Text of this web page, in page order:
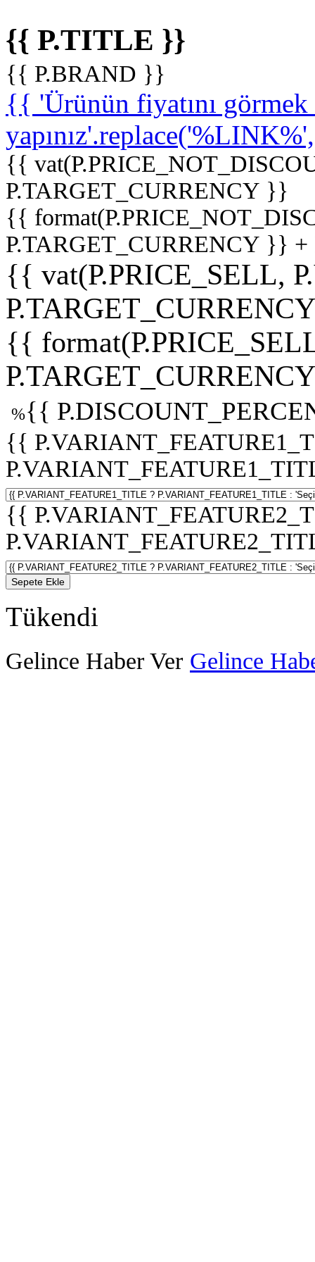
{{ P.TITLE }}
{{ P.BRAND }}
{{ 'Ürünün fiyatını
{{
P.TARGET_CURRENCY }}
{{
P.TARGET_CURRENCY }}
{{ vat(P.PRICE_SELL,
{{
%{{
{{
{{
Sepete Ekle
Tükendi
Gelince Haber Ver Gelince